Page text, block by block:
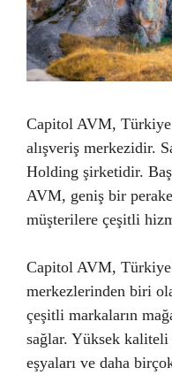
Capitol AVM,
alışveriş merkezidir.
Holding şirketidir.
AVM, geniş bir
müşterilere çeşitli
Capitol AVM,
merkezlerinden biri
çeşitli markaların
sağlar. Yüksek
eşyaları ve daha